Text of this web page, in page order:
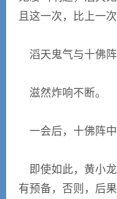
且这一次，比上一
滔天鬼气与十佛阵
滋然炸响不断。
一会后，十佛阵中
即使如此，黄小
有预备，否则，后果